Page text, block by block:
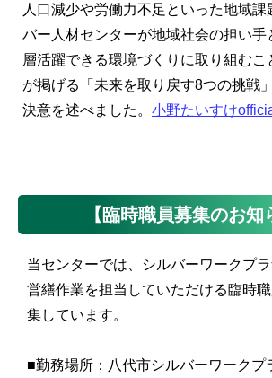
人口減少や労働力不足といった地域
バー人材センターが地域社会の担い手
層活躍できる環境づくりに取り組むこ
が掲げる「未来を取り戻す8つの挑戦
決意を述べました。 小野たいすけ
【臨時職員募集のお知
当センターでは、シルバーワークプ
営繕作業を担当していただける臨時
集しています。
■勤務場所：八代市シルバーワークプ